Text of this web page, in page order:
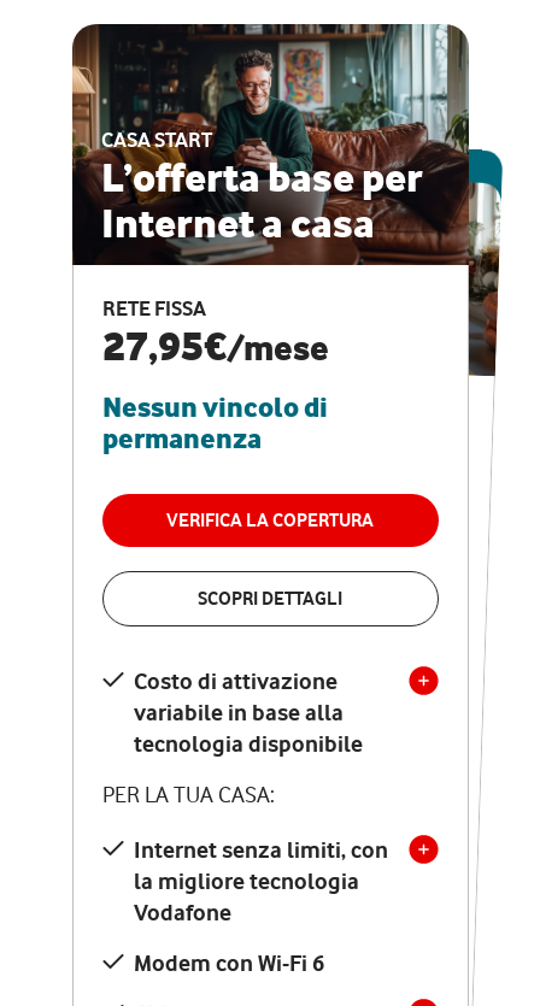
CASA START
L’offerta base per
Internet a casa
RETE FISSA
27,95€/mese
Nessun vincolo di
permanenza
VERIFICA LA COPERTURA
SCOPRI DETTAGLI
Costo di attivazione
variabile in base alla
tecnologia disponibile
PER LA TUA CASA:
Internet senza limiti, con
la migliore tecnologia
Vodafone
Modem con Wi-Fi 6
ESCLUSIVA ONLINE
CASA PRO
Internet veloce e
vantaggi speciali
RETE FISSA + VODAFONE CLUB
29,95€
permanenza
VERIFICA LA COPERTURA
Costo di attivazione
variabile in base alla
tecnologia disponibile
PER LA TUA CASA:
Internet senza limiti, con
la migliore tecnologia
Vodafone
Modem Seven con Wi-Fi 7
Chiamate illimitate verso
numeri fissi e mobili